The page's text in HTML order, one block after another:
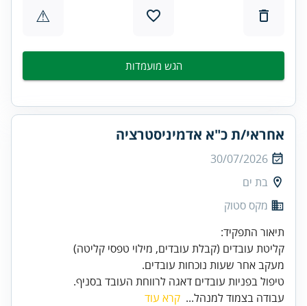
⚠
הגש מועמדות
אחראי/ת כ"א אדמיניסטרציה
30/07/2026
בת ים
מקס סטוק
טיפול בפניות עובדים דאגה לרווחת העובד בסניף.
עבודה בצמוד למנהל... קרא עוד